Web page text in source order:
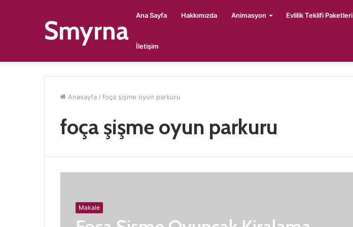
Smyrna Ana Sayfa Hakkımızda Animasyon Evlilik Teklifi Paketleri
İletişim
Anasayfa / foça şişme oyun parkuru
foça şişme oyun parkuru
Makale